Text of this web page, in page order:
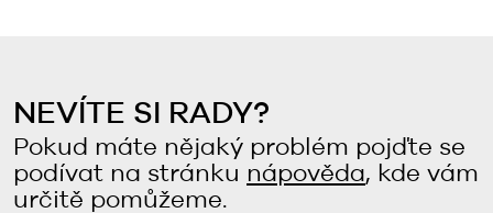
NEVÍTE SI RADY?
Pokud máte nějaký problém pojďte se
podívat na stránku nápověda, kde vám
určitě pomůžeme.